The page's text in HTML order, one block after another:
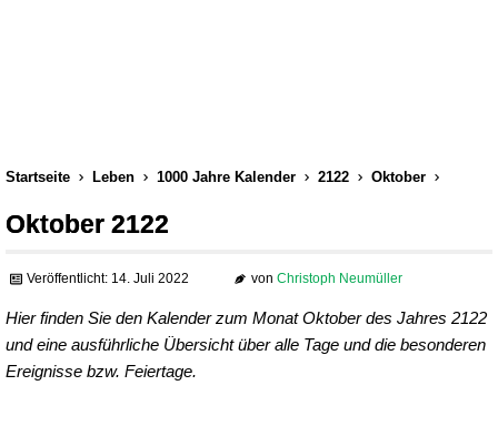
Startseite Leben 1000 Jahre Kalender 2122 Oktober
Oktober 2122
Veröffentlicht: 14. Juli 2022 von Christoph Neumüller
Hier finden Sie den Kalender zum Monat Oktober des Jahres 2122
und eine ausführliche Übersicht über alle Tage und die besonderen
Ereignisse bzw. Feiertage.